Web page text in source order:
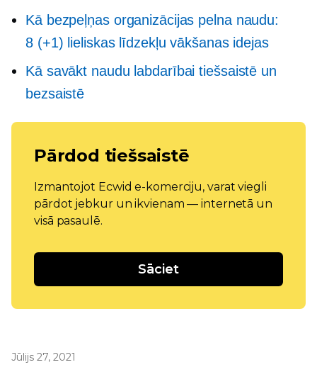
Kā bezpeļņas organizācijas pelna naudu:
8 (+1) lieliskas līdzekļu vākšanas idejas
Kā savākt naudu labdarībai tiešsaistē un
bezsaistē
Pārdod tiešsaistē
Izmantojot Ecwid e-komerciju, varat viegli
pārdot jebkur un ikvienam — internetā un
visā pasaulē.
Sāciet
Jūlijs 27, 2021